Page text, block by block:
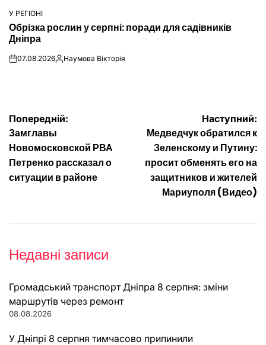
ОПУБЛІКУВАТИ
У
У РЕГІОНІ
Обрізка рослин у серпні: поради для садівників
Дніпра
on07.08.2026Опубліковано
Наумова Вікторія
Навігація
записів
Попередній:
Замглавы
Новомосковской РВА
Петренко рассказал о
ситуации в районе
Наступний:
Медведчук обратился к
Зеленскому и Путину:
просит обменять его на
защитников и жителей
Мариуполя (Видео)
Недавні записи
Громадський транспорт Дніпра 8 серпня: зміни
маршрутів через ремонт
08.08.2026
У Дніпрі 8 серпня тимчасово припинили